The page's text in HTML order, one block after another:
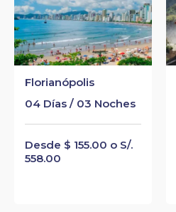
Florianópolis
04 Días / 03 Noches
Desde $ 155.00 o S/.
558.00